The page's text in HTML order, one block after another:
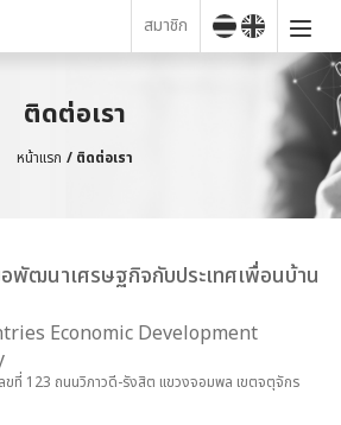
สมาชิก
ติดต่อเรา
หน้าแรก ติดต่อเรา
พัฒนาเศรษฐกิจกับประเทศเพื่อนบ้าน
Economic Development
ลขที่ 123 ถนนวิภาวดี-รังสิต แขวงจอมพล เขตจตุจักร